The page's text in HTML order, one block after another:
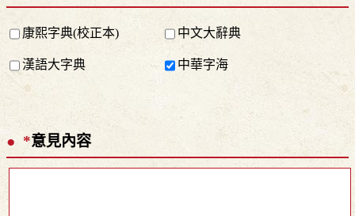
康熙字典(校正本) 中文大辭典
漢語大字典 中華字海
*意見內容